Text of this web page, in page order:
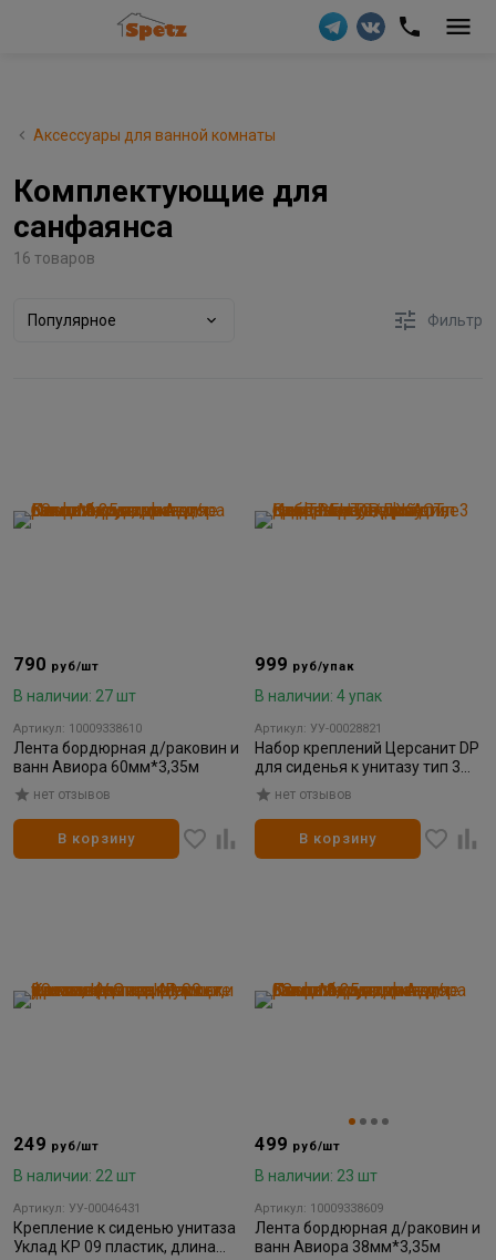
Аксессуары для ванной комнаты
Комплектующие для
санфаянса
16 товаров
Популярное Фильтр
790 руб/шт
В наличии: 27 шт
Артикул: 10009338610
Лента бордюрная д/раковин и
ванн Авиора 60мм*3,35м
нет отзывов
В корзину
999 руб/упак
В наличии: 4 упак
Артикул: УУ-00028821
Набор креплений Церсанит DP
для сиденья к унитазу тип 3
для ТРЕНТО/ДЖАСТ
нет отзывов
В корзину
249 руб/шт
В наличии: 22 шт
Артикул: УУ-00046431
Крепление к сиденью унитаза
Уклад КР 09 пластик, длина
499 руб/шт
В наличии: 23 шт
Артикул: 10009338609
Лента бордюрная д/раковин и
ванн Авиора 38мм*3,35м